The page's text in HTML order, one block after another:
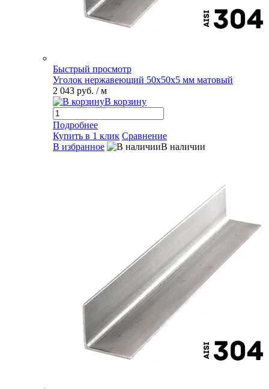
Быстрый просмотр
Уголок нержавеющий 50х50х5 мм матовый
2 043 руб. / м
В корзину
Подробнее
Купить в 1 клик Сравнение
В избранное
В наличии